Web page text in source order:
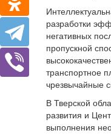
разработки
негативных
пропускной
транспортное
чрезвычайные
В Тверской
развития и
выполнения